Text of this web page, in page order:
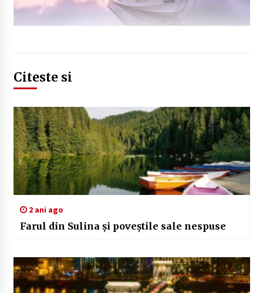
Citeste si
2 ani ago
Farul din Sulina și poveștile sale nespuse